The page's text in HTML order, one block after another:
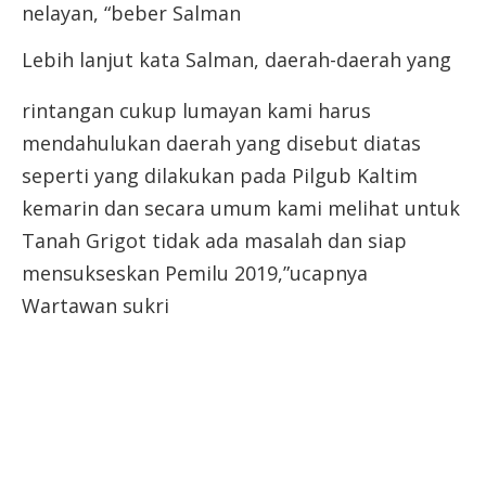
nelayan, “beber Salman
Lebih lanjut kata Salman, daerah-daerah yang
rintangan cukup lumayan kami harus
mendahulukan daerah yang disebut diatas
seperti yang dilakukan pada Pilgub Kaltim
kemarin dan secara umum kami melihat untuk
Tanah Grigot tidak ada masalah dan siap
mensukseskan Pemilu 2019,”ucapnya
Wartawan sukri